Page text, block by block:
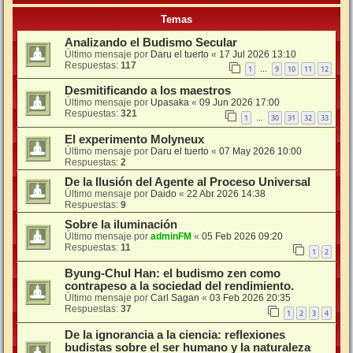
Temas
Analizando el Budismo Secular
Último mensaje por Daru el tuerto « 17 Jul 2026 13:10
Respuestas: 117 1 … 9 10 11 12
Desmitificando a los maestros
Último mensaje por Upasaka « 09 Jun 2026 17:00
Respuestas: 321 1 … 30 31 32 33
El experimento Molyneux
Último mensaje por Daru el tuerto « 07 May 2026 10:00
Respuestas: 2
De la Ilusión del Agente al Proceso Universal
Último mensaje por Daido « 22 Abr 2026 14:38
Respuestas: 9
Sobre la iluminación
Último mensaje por adminFM « 05 Feb 2026 09:20
Respuestas: 11 1 2
Byung-Chul Han: el budismo zen como
contrapeso a la sociedad del rendimiento.
Último mensaje por Carl Sagan « 03 Feb 2026 20:35
Respuestas: 37 1 2 3 4
De la ignorancia a la ciencia: reflexiones
budistas sobre el ser humano y la naturaleza